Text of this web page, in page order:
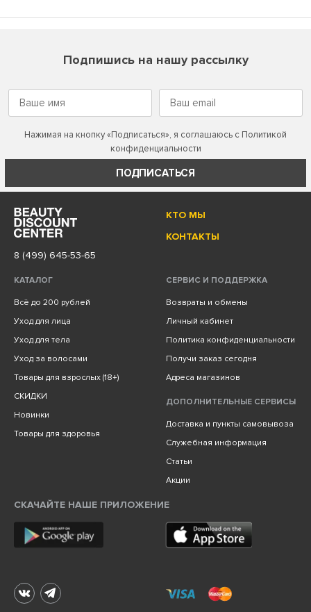
Подпишись на нашу рассылку
Нажимая на кнопку «Подписаться», я соглашаюсь с Политикой
конфиденциальности
ПОДПИСАТЬСЯ
КТО МЫ
КОНТАКТЫ
8 (499) 645-53-65
КАТАЛОГ
Всё до 200 рублей
Уход для лица
Уход для тела
Уход за волосами
Товары для взрослых (18+)
СКИДКИ
Новинки
Товары для здоровья
СЕРВИС И ПОДДЕРЖКА
Возвраты и обмены
Личный кабинет
Политика конфиденциальности
Получи заказ сегодня
Адреса магазинов
ДОПОЛНИТЕЛЬНЫЕ СЕРВИСЫ
Доставка и пункты самовывоза
Служебная информация
Статьи
Акции
СКАЧАЙТЕ НАШЕ ПРИЛОЖЕНИЕ